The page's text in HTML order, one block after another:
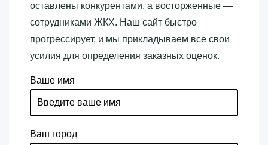
оставлены конкурентами, а восторженные —
сотрудниками ЖКХ. Наш сайт быстро
прогрессирует, и мы прикладываем все свои
усилия для определения заказных оценок.
Ваше имя
Ваш город